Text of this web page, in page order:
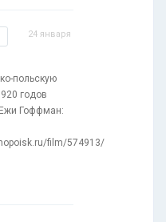
24 января
польскую
годов
Гоффман:
film/574913/